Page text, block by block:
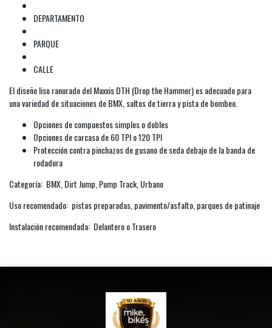
DEPARTAMENTO
PARQUE
CALLE
El diseño liso ranurado del Maxxis DTH (Drop the Hammer) es adecuado para
una variedad de situaciones de BMX, saltos de tierra y pista de bombeo.
Opciones de compuestos simples o dobles
Opciones de carcasa de 60 TPI o 120 TPI
Protección contra pinchazos de gusano de seda debajo de la banda de
rodadura
Categoría: BMX, Dirt Jump, Pump Track, Urbano
Uso recomendado: pistas preparadas, pavimento/asfalto, parques de patinaje
Instalación recomendada: Delantero o Trasero